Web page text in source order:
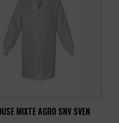
MIXTE AGRO SNV SVEN